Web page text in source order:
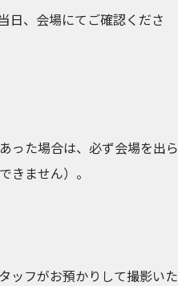
日、会場にてご確認くださ
った場合は、必ず会場を出ら
きません）。
ッフがお預かりして撮影いた